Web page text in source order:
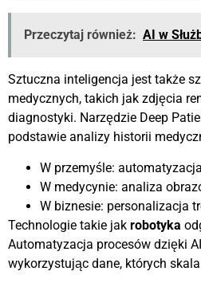
Przeczytaj również: AI w
Sztuczna inteligencja jest także
medycznych, takich jak zdjęcia
diagnostyki. Narzędzie Deep
podstawie analizy historii
W przemyśle:
W medycynie: analiza
W biznesie: personalizacja
Technologie takie jak robotyka
Automatyzacja procesów dzięki
wykorzystując dane, których